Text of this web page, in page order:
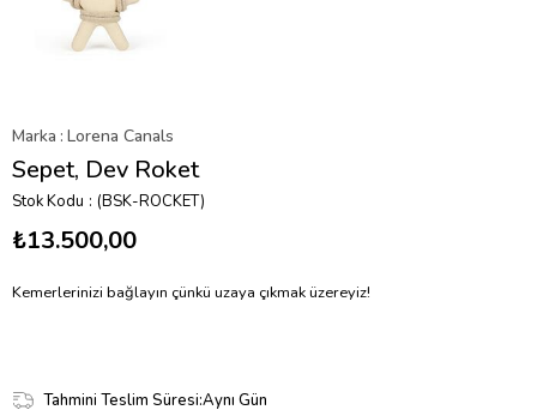
Marka : Lorena Canals
Sepet, Dev Roket
Stok Kodu (BSK-ROCKET)
₺13.500,00
Kemerlerinizi bağlayın çünkü uzaya çıkmak üzereyiz!
Tahmini Teslim Süresi:Aynı Gün